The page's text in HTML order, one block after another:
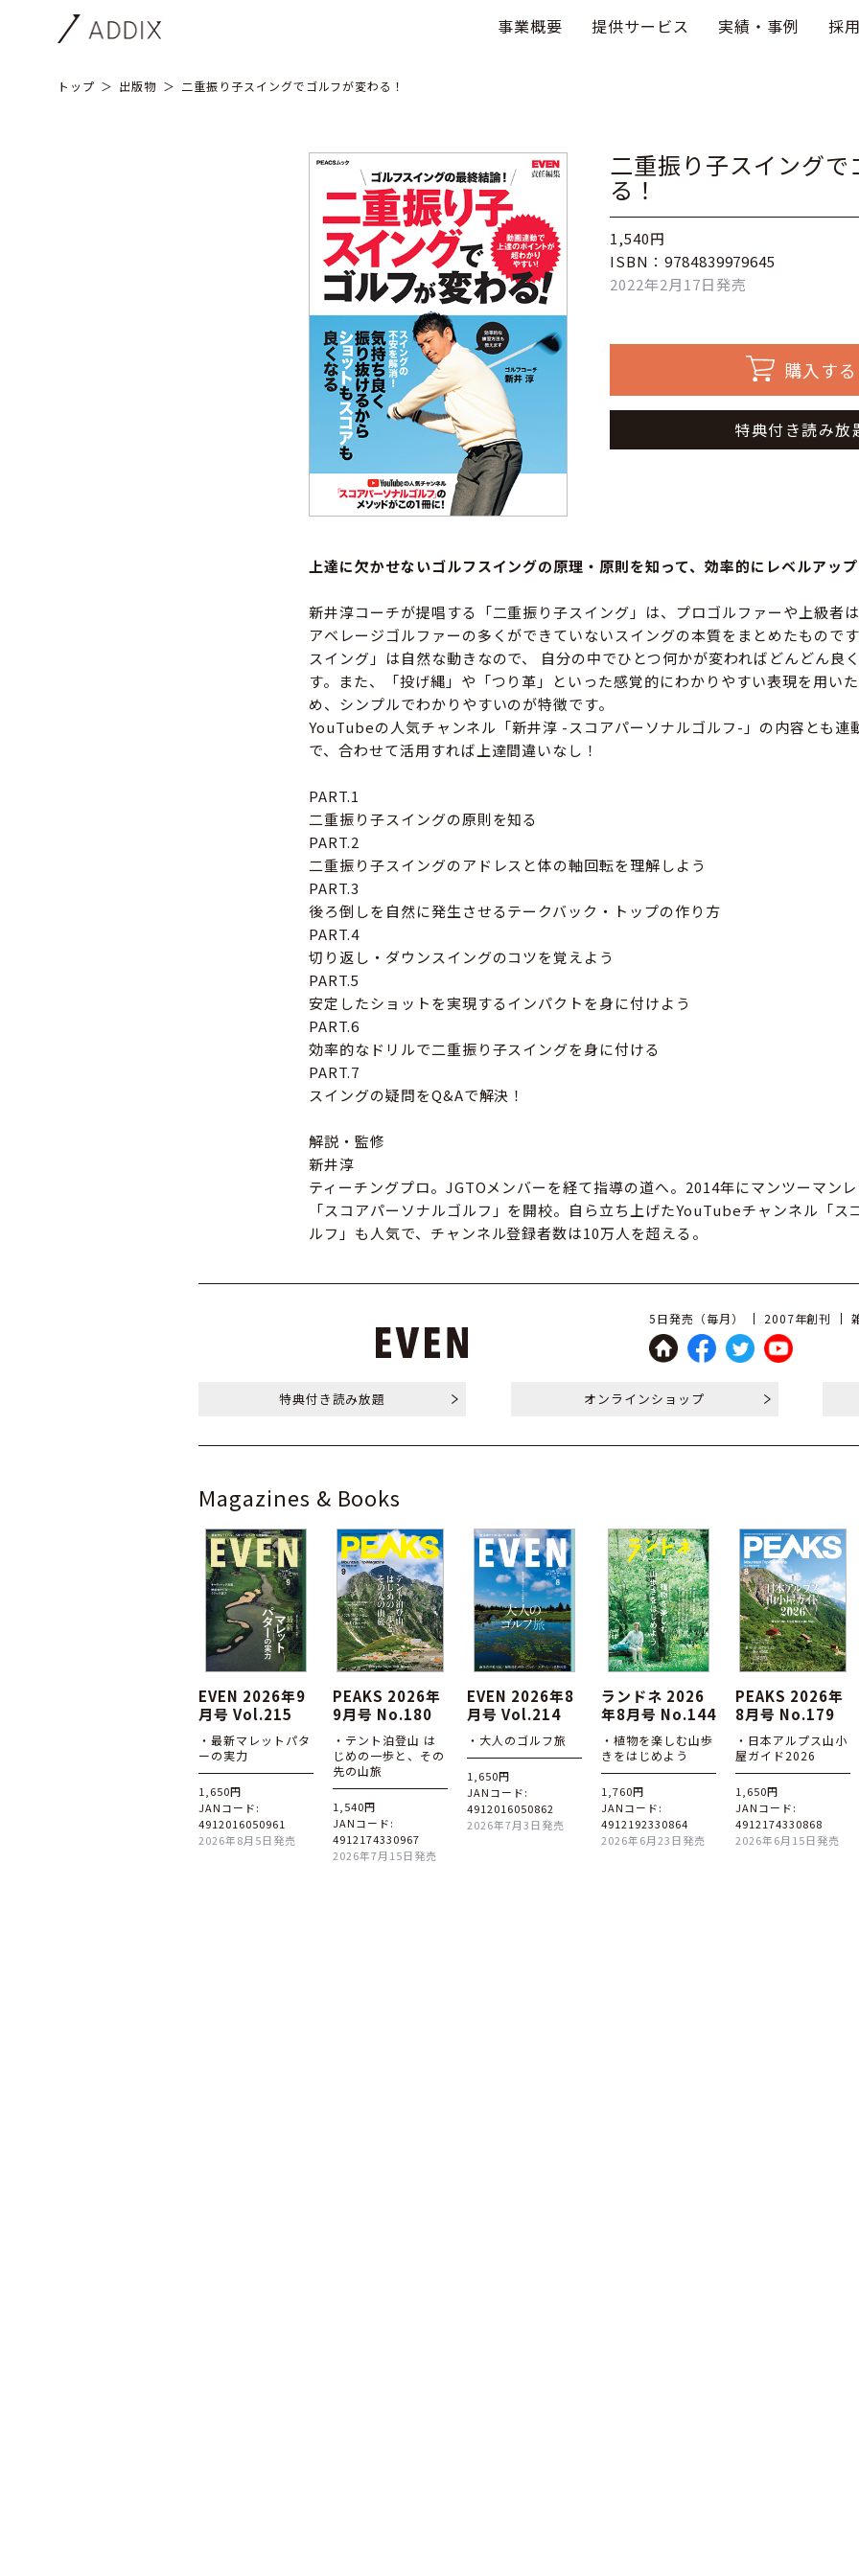
事業概要 提供サービス 実績・事例 採
トップ 出版物 二重振り子スイングでゴルフが変わる！
二重振り子スイングで
る！
1,540円
ISBN：9784839979645
2022年2月17日発売
購入する
特典付き読み放
上達に欠かせないゴルフスイングの原理・原則を知って、効率的にレベルアッ
新井淳コーチが提唱する「二重振り子スイング」は、プロゴルファーや上級者
アベレージゴルファーの多くができていないスイングの本質をまとめたもので
スイング」は自然な動きなので、 自分の中でひとつ何かが変わればどんどん良
す。また、「投げ縄」や「つり革」といった感覚的にわかりやすい表現を用い
め、シンプルでわかりやすいのが特徴です。
YouTubeの人気チャンネル「新井淳 -スコアパーソナルゴルフ-」の内容とも連
で、合わせて活用すれば上達間違いなし！
PART.1
二重振り子スイングの原則を知る
PART.2
二重振り子スイングのアドレスと体の軸回転を理解しよう
PART.3
後ろ倒しを自然に発生させるテークバック・トップの作り方
PART.4
切り返し・ダウンスイングのコツを覚えよう
PART.5
安定したショットを実現するインパクトを身に付けよう
PART.6
効率的なドリルで二重振り子スイングを身に付ける
PART.7
スイングの疑問をQ&Aで解決！
解説・監修
新井淳
ティーチングプロ。JGTOメンバーを経て指導の道へ。2014年にマンツーマン
「スコアパーソナルゴルフ」を開校。自ら立ち上げたYouTubeチャンネル「ス
ルフ」も人気で、チャンネル登録者数は10万人を超える。
5日発売（毎月） 2007年創刊
特典付き読み放題 オンラインショップ
Magazines & Books
EVEN 2026年9
月号 Vol.215
・最新マレットパタ
ーの実力
1,650円
JANコード:
4912016050961
2026年8月5日発売
PEAKS 2026年
9月号 No.180
・テント泊登山 は
じめの一歩と、その
先の山旅
1,540円
JANコード:
4912174330967
2026年7月15日発売
EVEN 2026年8
月号 Vol.214
・大人のゴルフ旅
1,650円
JANコード:
4912016050862
2026年7月3日発売
ランドネ 2026
年8月号 No.144
・植物を楽しむ山歩
きをはじめよう
1,760円
JANコード:
4912192330864
2026年6月23日発売
PEAKS 2026年
8月号 No.179
・日本アルプス山小
屋ガイド2026
1,650円
JANコード:
4912174330868
2026年6月15日発売